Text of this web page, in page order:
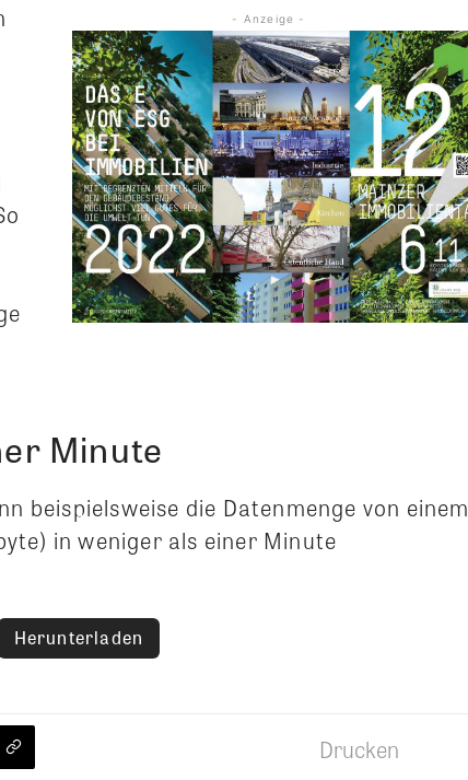
- Anzeige -
Minute
beispielsweise die Datenmenge von einem
in weniger als einer Minute
Herunterladen
Drucken